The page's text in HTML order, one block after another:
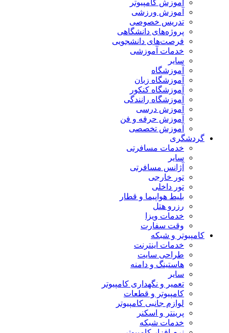
آموزش کامپیوتر
آموزش ورزشی
تدریس خصوصی
پروژه‌های دانشگاهی
فرصت‌های دانشجویی
خدمات آموزشی
سایر
آموزشگاه
آموزشگاه زبان
آموزشگاه کنکور
آموزشگاه رانندگی
آموزش درسی
آموزش حرفه و فن
آموزش تخصصی
گردشگری
خدمات مسافرتی
سایر
آژانس مسافرتی
تور خارجی
تور داخلی
بلیط هواپیما و قطار
رزرو هتل
خدمات ویزا
وقت سفارت
کامپیوتر و شبکه
خدمات اینترنت
طراحی سایت
هاستینگ و دامنه
سایر
تعمیر و نگهداری کامپیوتر
کامپیوتر و قطعات
لوازم جانبی کامپیوتر
پرینتر و اسکنر
خدمات شبکه